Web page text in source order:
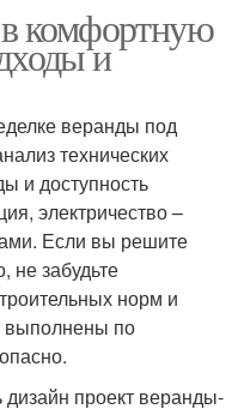
комфортную
и
веранды под
технических
и доступность
электричество –
Если вы решите
не забудьте
норм и
выполнены по
проект веранды-